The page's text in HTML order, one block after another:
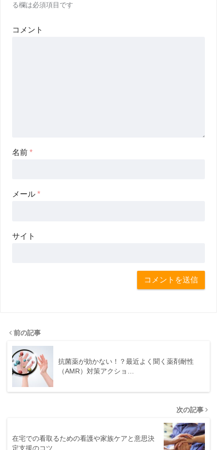
る欄は必須項目です
コメント
名前 *
メール *
サイト
前の記事
抗菌薬が効かない！？最近よく聞く薬剤耐性
（AMR）対策アクショ…
次の記事
在宅での看取るための看護や家族ケアと意思決
定支援のコツ